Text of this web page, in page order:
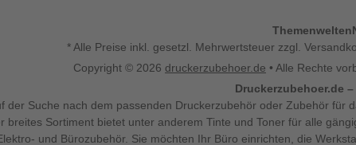
Themenwelten
* Alle Preise inkl. gesetzl. Mehrwertsteuer zzgl.
Copyright © 2026 druckerzubehoer.de • Alle Rechte
Druckerzubehoer.de
der Suche nach dem passenden Druckerzubehör oder Zubehör
breites Sortiment bietet unter anderem Tinte und Toner für alle
und Bürozubehör. Sie möchten Ihr Büro einrichten, die